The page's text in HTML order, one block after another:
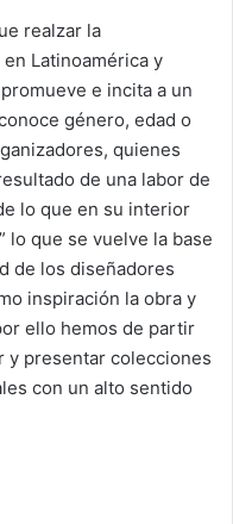
realzar la
Latinoamérica y
e incita a un
género, edad o
quienes
de una labor de
lo que en su interior
lo que se vuelve la base
de los diseñadores
inspiración la obra y
ello hemos de partir
y presentar colecciones
con un alto sentido